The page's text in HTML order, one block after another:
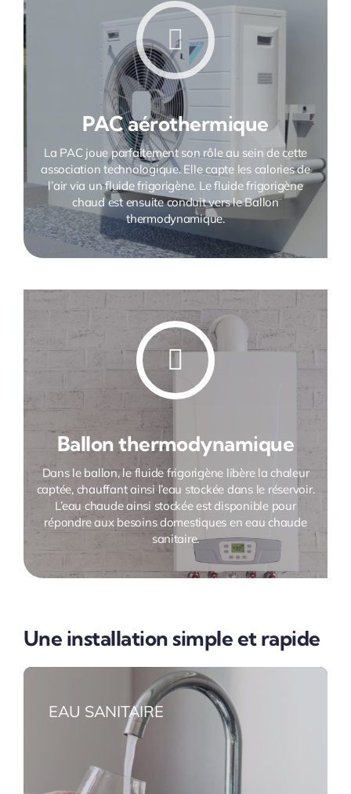
PAC aérothermique
La PAC joue parfaitement son rôle au sein de cette
association technologique. Elle capte les calories de
l’air via un fluide frigorigène. Le fluide frigorigène
chaud est ensuite conduit vers le Ballon
thermodynamique.
Ballon thermodynamique
Dans le ballon, le fluide frigorigène libère la chaleur
captée, chauffant ainsi l’eau stockée dans le réservoir.
L’eau chaude ainsi stockée est disponible pour
répondre aux besoins domestiques en eau chaude
sanitaire.
Une installation simple et rapide
EAU SANITAIRE